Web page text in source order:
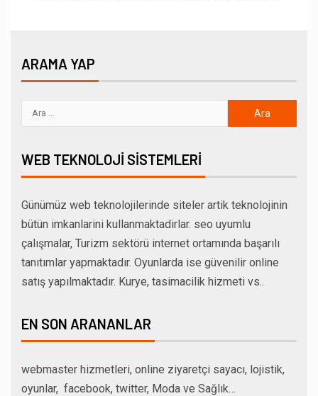
ARAMA YAP
WEB TEKNOLOJI SISTEMLERI
Günümüz web teknolojilerinde siteler artik teknolojinin
bütün imkanlarini kullanmaktadirlar. seo uyumlu
çalışmalar, Turizm sektörü internet ortamında başarılı
tanıtımlar yapmaktadır. Oyunlarda ise güvenilir online
satış yapılmaktadır. Kurye, tasimacilik hizmeti vs..
EN SON ARANANLAR
webmaster hizmetleri, online ziyaretçi sayacı, lojistik,
oyunlar, facebook, twitter, Moda ve Sağlık…